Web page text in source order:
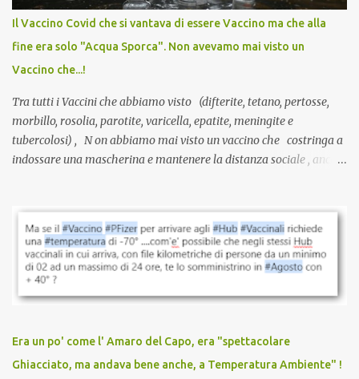
anche a persone sane, giovani, senza fattori di rischio, spesso già
serve una prescrizione. Non c’è diagnosi. Non c’è presa in carico.
L’unico atto richiesto è una fi...
Il Vaccino Covid che si vantava di essere Vaccino ma che alla
fine era solo "Acqua Sporca". Non avevamo mai visto un
Vaccino che...!
Tra tutti i Vaccini che abbiamo visto (difterite, tetano, pertosse,
morbillo, rosolia, parotite, varicella, epatite, meningite e
tubercolosi) , N on abbiamo mai visto un vaccino che costringa a
indossare una mascherina e mantenere la distanza sociale , anche
vaccinazione. Non avevamo mai sentito parlare di ricompense,
sconti, incentivi per vaccinarsi. Non avevamo mai visto
discriminazioni per coloro che non l’hanno fatto. Se non sei stato
vaccinato, nessuno aveva prima cercato di farti sentire una
persona cattiva. Non avevamo mai visto un vaccino che minacci le
vaccino usato per minacciare i mezzi di sussistenza, il lavoro o la
scuola. Non avevamo mai visto un vaccino che permettesse a un
dodicenne di ignorare il consenso dei genitori. Dopo tutti i vaccini
Era un po' come l' Amaro del Capo, era "spettacolare
Ghiacciato, ma andava bene anche, a Temperatura Ambiente" !